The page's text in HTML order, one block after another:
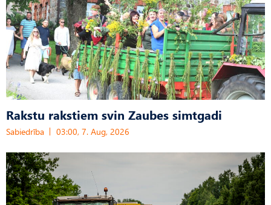
Rakstu rakstiem svin Zaubes simtgadi
Sabiedrība 03:00, 7. Aug, 2026